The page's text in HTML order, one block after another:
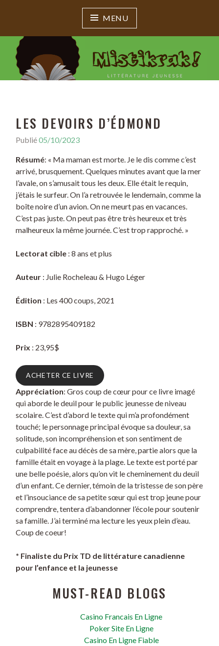
MENU
MISTIKRAK !
Littérature jeunesse
LES DEVOIRS D’ÉDMOND
Publié05/10/2023
Résumé: « Ma maman est morte. Je le dis comme c’est
arrivé, brusquement. Quelques minutes avant que la mer
l’avale, on s’amusait tous les deux. Elle était le requin,
j’étais le surfeur. On l’a retrouvée le lendemain, comme la
boîte noire d’un avion. On ne meurt pas en vacances.
C’est pas juste. On peut pas être très heureux et très
malheureux la même journée. C’est trop rapproché. »
Lectorat cible : 8 ans et plus
Auteur : Julie Rocheleau & Hugo Léger
Édition : Les 400 coups, 2021
ISBN : 9782895409182
Prix : 23,95$
ACHETER CE LIVRE
Appréciation: Gros coup de cœur pour ce livre imagé
qui aborde le deuil pour le public jeunesse de niveau
scolaire. C’est d’abord le texte qui m’a profondément
touché; le personnage principal évoque sa douleur, sa
solitude, son incompréhension et son sentiment de
culpabilité face au décès de sa mère, partie alors que la
famille était en voyage à la plage. Le texte est porté par
une belle poésie, alors qu’on vit le cheminement du deuil
d’un enfant. Ce dernier, témoin de la tristesse de son père
et l’insouciance de sa petite sœur qui est trop jeune pour
comprendre, tentera d’abandonner l’école pour soutenir
sa famille. J’ai terminé ma lecture les yeux plein d’eau.
Coup de coeur!
* Finaliste du Prix TD de littérature canadienne
pour l’enfance et la jeunesse
MUST-READ BLOGS
Casino Francais En Ligne
Poker Site En Ligne
Casino En Ligne Fiable